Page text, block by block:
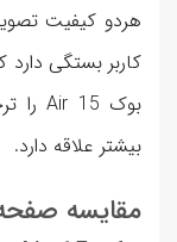
هردو کیفیت
کاربر بستگی
بیشتر علاقه دارد.